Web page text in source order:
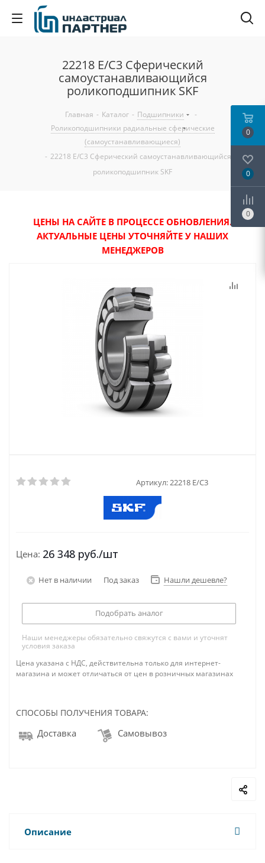
22218 E/C3 Сферический
самоустанавливающийся
роликоподшипник SKF
Главная - Каталог - Подшипники
-
Роликоподшипники радиальные сферические
(самоустанавливающиеся)
- 22218 E/C3 Сферический самоустанавливающийся
роликоподшипник SKF
ЦЕНЫ НА САЙТЕ В ПРОЦЕССЕ ОБНОВЛЕНИЯ.
АКТУАЛЬНЫЕ ЦЕНЫ УТОЧНЯЙТЕ У НАШИХ
МЕНЕДЖЕРОВ
Артикул: 22218 E/C3
Цена: 26 348 руб./шт
Нет в наличии Под заказ Нашли дешевле?
Подобрать аналог
Наши менеджеры обязательно свяжутся с вами и уточнят
условия заказа
Цена указана с НДС, действительна только для интернет-
магазина и может отличаться от цен в розничных магазинах
СПОСОБЫ ПОЛУЧЕНИЯ ТОВАРА:
Доставка Самовывоз
Описание
0
0
0